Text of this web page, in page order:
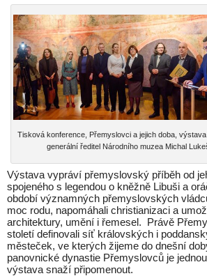
Tisková konference, Přemyslovci a jejich doba,
generální ředitel Národního muzea Michal
Výstava vypráví přemyslovský příběh od
spojeného s legendou o kněžně Libuši a
období významných přemyslovských
moc rodu, napomáhali christianizaci a
architektury, umění i řemesel. Právě
století definovali síť královských i
městeček, ve kterých žijeme do dnešní
panovnické dynastie Přemyslovců je
výstava snaží připomenout.